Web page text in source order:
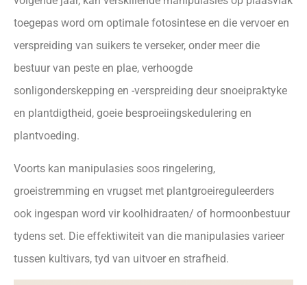
toegepas word om optimale fotosintese en die vervoer en
verspreiding van suikers te verseker, onder meer die
bestuur van peste en plae, verhoogde
sonligonderskepping en -verspreiding deur snoeipraktyke
en plantdigtheid, goeie besproeiingskedulering en
plantvoeding.
Voorts kan manipulasies soos ringelering,
groeistremming en vrugset met plantgroeireguleerders
ook ingespan word vir koolhidraaten/ of hormoonbestuur
tydens set. Die effektiwiteit van die manipulasies varieer
tussen kultivars, tyd van uitvoer en strafheid.